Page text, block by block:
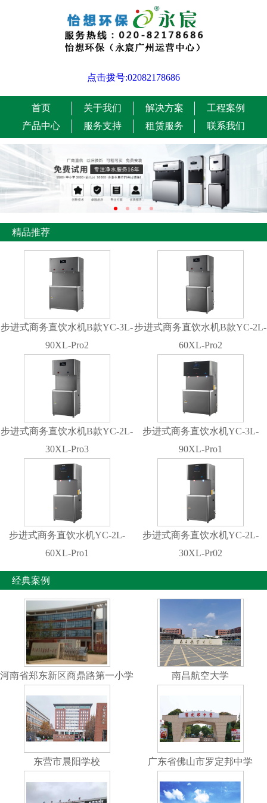
点击拨号:02082178686
首页 关于我们 解决方案
工程案例
产品中心
服务支持 租赁服务 联系我们
精品推荐
步进式商务直饮水机B款YC-3L-
90XL-Pro2
步进式商务直饮水机B款YC-2L-
60XL-Pro2
步进式商务直饮水机B款YC-2L-
30XL-Pro3
步进式商务直饮水机YC-3L-
90XL-Pro1
步进式商务直饮水机YC-2L-
60XL-Pro1
步进式商务直饮水机YC-2L-
30XL-Pr02
经典案例
河南省郑东新区商鼎路第一小学 南昌航空大学
东营市晨阳学校 广东省佛山市罗定邦中学